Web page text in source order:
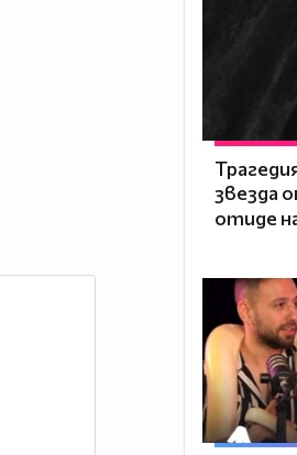
звезда
отиде